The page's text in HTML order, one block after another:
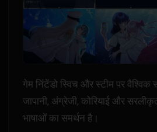
गेम निंटेंडो स्विच और स्टीम पर वैश्विक
जापानी, अंग्रेजी, कोरियाई और
भाषाओं का समर्थन है।